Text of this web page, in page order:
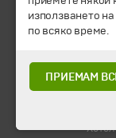
използването
по всяко време.
ПРИЕМАМ